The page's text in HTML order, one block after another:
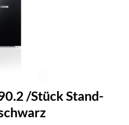
/Stück Stand-